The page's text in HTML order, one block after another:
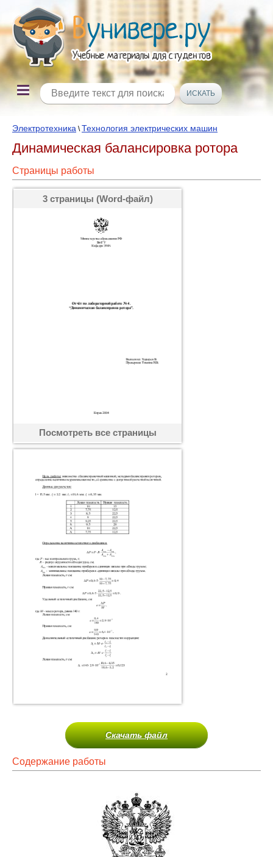
Электротехника \Технология электрических машин
Динамическая балансировка ротора
Страницы работы
3 страницы (Word-файл)
Посмотреть все страницы
Скачать файл
Содержание работы